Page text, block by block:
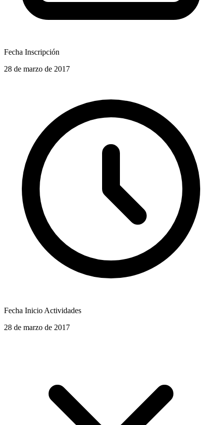
Fecha Inscripción
28 de marzo de 2017
Fecha Inicio Actividades
28 de marzo de 2017